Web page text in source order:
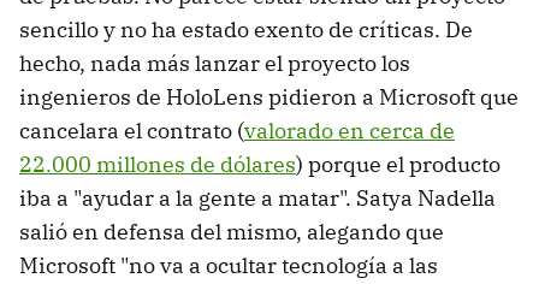
sencillo y no ha estado exento de críticas. De
hecho, nada más lanzar el proyecto los
ingenieros de HoloLens pidieron a Microsoft que
cancelara el contrato (valorado en cerca de
22.000 millones de dólares) porque el producto
iba a "ayudar a la gente a matar". Satya Nadella
salió en defensa del mismo, alegando que
Microsoft "no va a ocultar tecnología a las